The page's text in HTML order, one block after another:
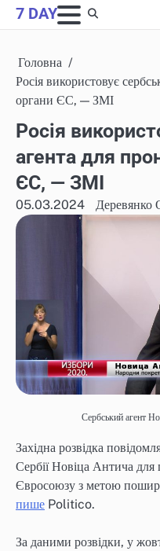
Skip
to
7 DAY
Головна
Росія використовує
органи ЄС, — ЗМІ
Росія
агента для
ЄС, — ЗМІ
05.03.2024 Деревянко
Сербський агент
Західна розвідка
Сербії Новіца Антича
Євросоюзу з метою
пише Politico.
За даними розвідки, у